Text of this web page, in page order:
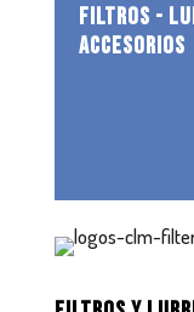
FILTROS -
ACCESORIOS